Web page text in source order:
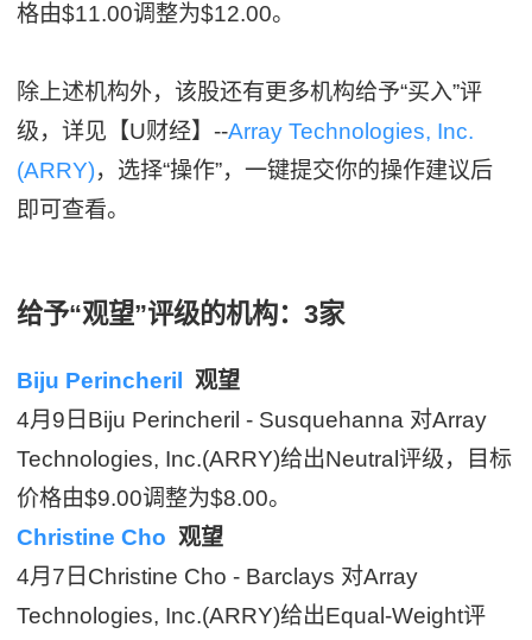
格由$11.00调整为$12.00。
除上述机构外，该股还有更多机构给予“买入”评
级，详见【U财经】--Array Technologies, Inc.
(ARRY)，选择“操作”，一键提交你的操作建议后
即可查看。
给予“观望”评级的机构：3家
Biju Perincheril 观望
4月9日Biju Perincheril - Susquehanna 对Array
Technologies, Inc.(ARRY)给出Neutral评级，目标
价格由$9.00调整为$8.00。
Christine Cho 观望
4月7日Christine Cho - Barclays 对Array
Technologies, Inc.(ARRY)给出Equal-Weight评